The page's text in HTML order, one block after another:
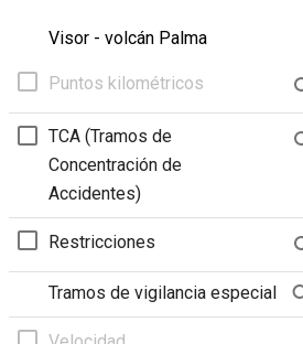
Visor - volcán Palma
Puntos kilométricos
TCA (Tramos de
Concentración de
Accidentes)
Restricciones
Tramos de vigilancia especial